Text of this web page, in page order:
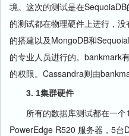
境。这次的测试是在
的测试都在物理硬件上进行，
的搭建以及MongoDB和
的专业人员进行的。bankmark
的权限。Cassandra则由
3. 1集群硬件
所有的数据库测试都在一个
PowerEdge R520 服务器，5台